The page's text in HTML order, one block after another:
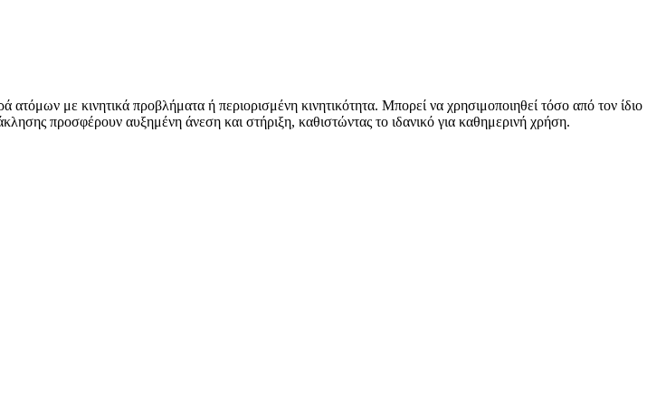
ατόμων με κινητικά προβλήματα ή περιορισμένη κινητικότητα. Μπορεί να χρησιμοποιηθεί τόσο από τον ίδιο
προσφέρουν αυξημένη άνεση και στήριξη, καθιστώντας το ιδανικό για καθημερινή χρήση.